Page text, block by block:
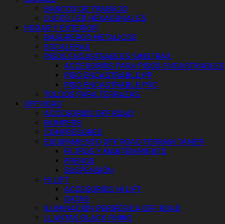
BANCOS DE TRABAJO
LUCES LED HEXAGONALES
HOGAR Y EXTERIOR
BASUREROS METALICOS
ESCALERAS
PISOS ENCASTRABLES SIMSTRAX
ACCESORIOS PARA PISOS ENCASTRABLES
PISO ENCASTRABLE PP
PISO ENCASTRABLE PVC
TOLDOS PARA TERRAZAS
OFF ROAD
ACCESORIOS OFF ROAD
BUMPERS
COMPRESORES
EQUIPAMIENTO OFF ROAD TERRAIN TAMER
FILTROS Y MANTENIMIENTO
FRENOS
SUSPENSIÓN
HI LIFT
ACCESORIOS HI LIFT
GATAS
ILUMINACIÓN PERIFÉRICA OFF ROAD
LLANTAS BLACK RHINO